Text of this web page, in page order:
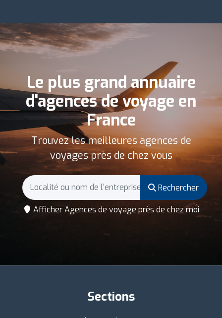
Le plus grand annuaire
d'agences de voyage en
France
Trouvez les meilleures agences de
voyages près de chez vous
Rechercher
Afficher Agences de voyage près de chez moi
Sections